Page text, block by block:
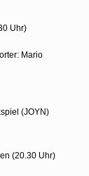
Uhr)
Mario
(JOYN)
(20.30 Uhr)